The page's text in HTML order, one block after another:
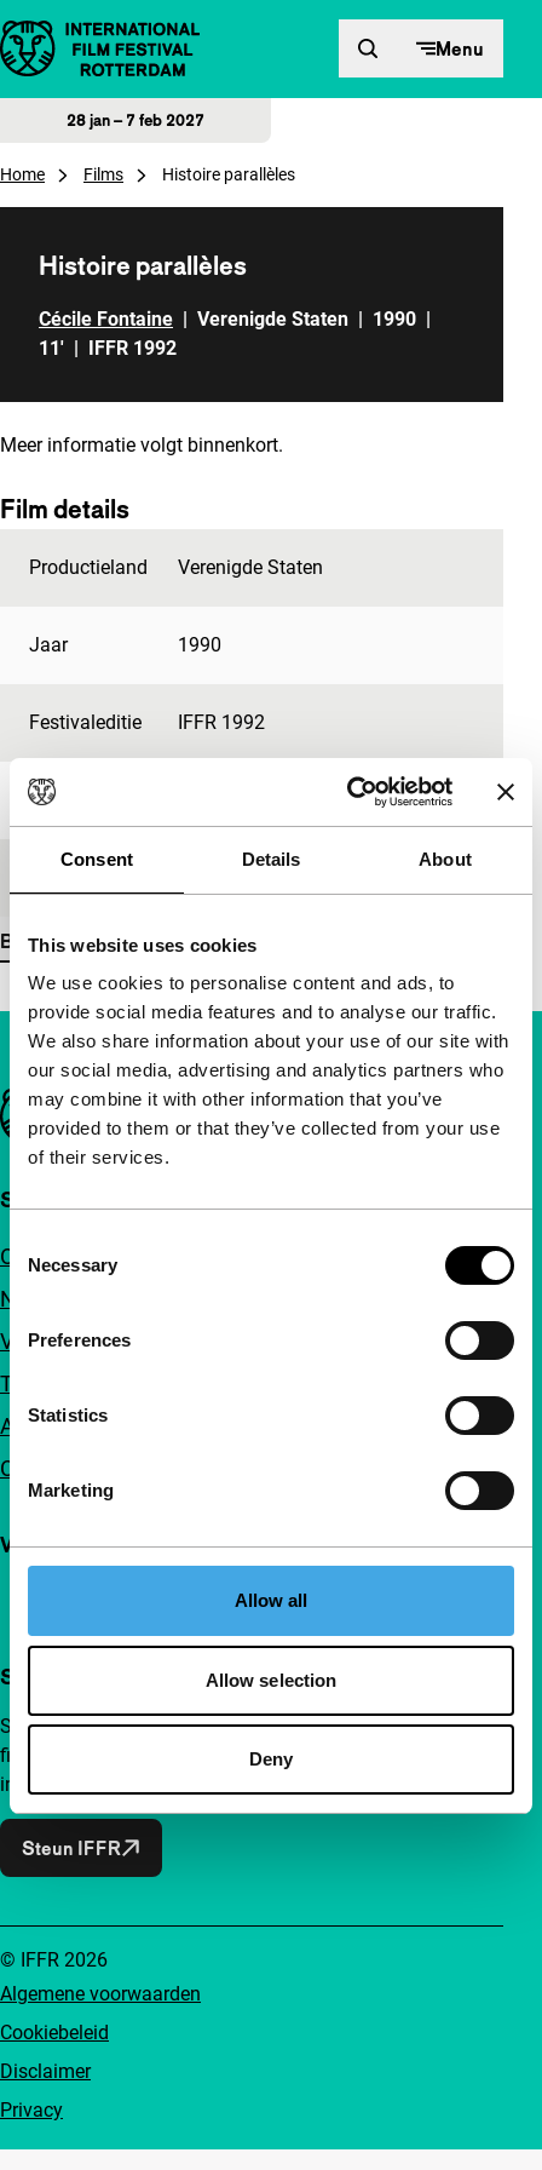
Consent Details About
This website uses cookies
We use cookies to personalise content and ads, to
provide social media features and to analyse our traffic.
We also share information about your use of our site with
our social media, advertising and analytics partners who
may combine it with other information that you’ve
provided to them or that they’ve collected from your use
of their services.
Selection
Necessary
Preferences
Statistics
Marketing
Allow all
Allow selection
Deny
Direct naar inhoud Menu
28 jan – 7 feb 2027
Home Films Histoire parallèles
Histoire parallèles
Cécile Fontaine | Verenigde Staten | 1990 |
11' | IFFR 1992
Meer informatie volgt binnenkort.
Film details
Productieland Verenigde Staten
Jaar 1990
Festivaleditie IFFR 1992
Lengte
Bekijk meer details
Belangrijke links
Snel naar
Over ons
Nieuwsbrieven
Veelgestelde vragen
Toegankelijkheid
Adverteren
Contact
Volg IFFR
Steun IFFR al vanaf €4 per maand
Sluit je aan bij een groep nieuwsgierige en verbonden
filmliefhebbers. Maak onafhankelijke film, nieuwe
inzichten en inspiratie bereikbaar voor iedereen.
Steun IFFR
Algemene voorwaarden
Cookiebeleid
Disclaimer
Privacy
© IFFR 2026